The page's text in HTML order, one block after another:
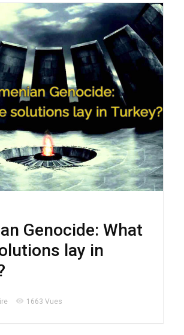
Genocide: What
lay in
visibility 1663 Vues